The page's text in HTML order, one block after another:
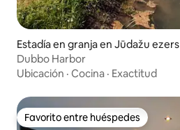
Estadía en granja en Jūdažu ezers
Dubbo Harbor
Ubicación · Cocina · Exactitud
Favorito entre huéspedes
Favorito entre huéspedes